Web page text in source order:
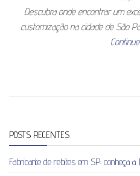
Descubra onde encontrar um
customização na cidade de São
POSTS RECENTES
Fabricante de rebites em SP: conheça a